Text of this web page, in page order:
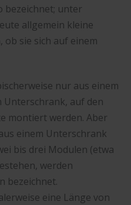
bezeichnet; unter
allgemein kleine
ob sie sich auf einem
nur aus einem
Unterschrank, auf den
montiert werden. Aber
einem Unterschrank
bis drei Modulen (etwa
werden
bezeichnet.
eine Länge von